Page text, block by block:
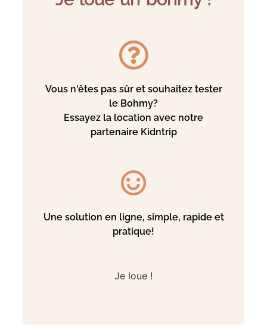
Vous n'êtes pas sûr et souhaitez tester
le Bohmy?
Essayez la location avec notre
partenaire Kidntrip
Une solution en ligne, simple, rapide et
pratique!
Je loue !